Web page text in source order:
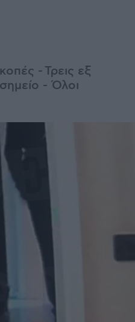
- Τρεις εξ
- Όλοι